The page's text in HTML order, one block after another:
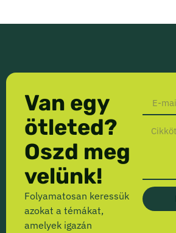
Van egy
ötleted?
Oszd meg
velünk!
Folyamatosan keressük
azokat a témákat,
amelyek igazán